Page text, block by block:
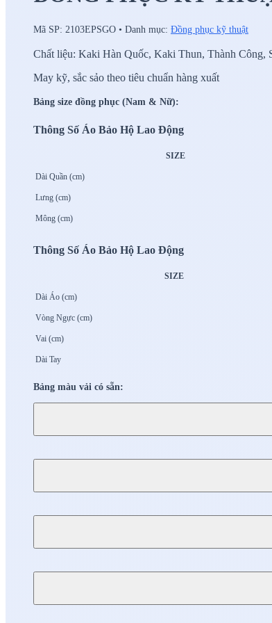
Mã SP: 2103EPSGO • Danh mục: Đồng phục kỹ thuật
Chất liệu: Kaki Hàn Quốc, Kaki Thun, Thành Công,
May kỹ, sắc sảo theo tiêu chuẩn hàng xuất
Bảng size đồng phục (Nam & Nữ):
Thông Số Áo Bảo Hộ Lao Động
SIZE
Dài Quần (cm)
Lưng (cm)
Mông (cm)
Thông Số Áo Bảo Hộ Lao Động
SIZE
Dài Áo (cm)
Vòng Ngực (cm)
Vai (cm)
Dài Tay
Bảng màu vải có sẵn: